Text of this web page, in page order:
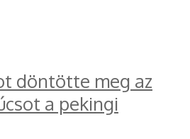
döntötte meg az
a pekingi